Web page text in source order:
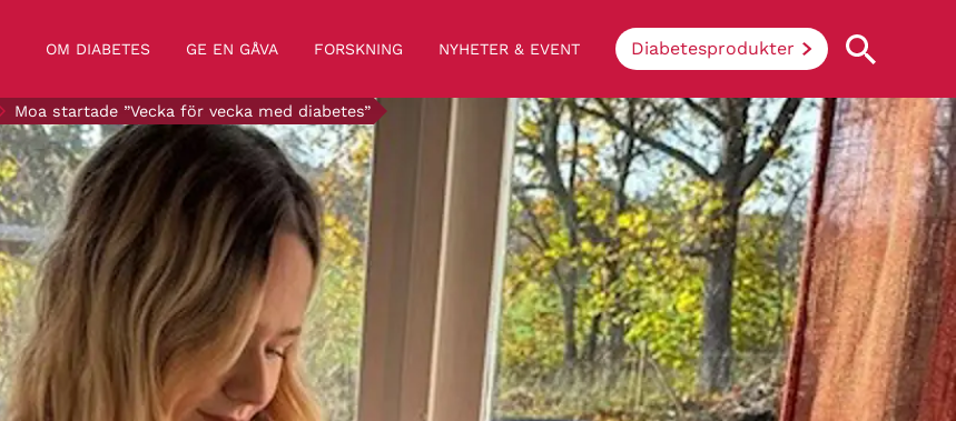
OM DIABETES GE EN GÅVA FORSKNING NYHETER & EVENT Diabetesprodukter
Vad innebär diabetes?
Enkelt uttryckt hindrar sjukdomen
Moa startade ”Vecka för vecka med diabetes”